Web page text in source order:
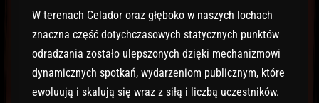
W terenach Celador oraz głęboko w naszych lochach
znaczna część dotychczasowych statycznych punktów
odradzania zostało ulepszonych dzięki mechanizmowi
dynamicznych spotkań, wydarzeniom publicznym, które
ewoluują i skalują się wraz z siłą i liczbą uczestników.